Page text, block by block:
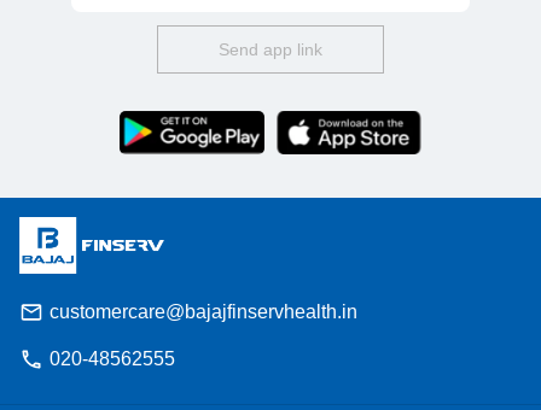
Send app link
customercare@bajajfinservhealth.in
020-48562555